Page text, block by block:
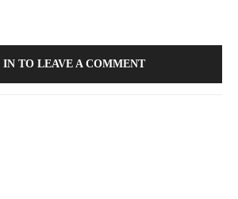
IN TO LEAVE A COMMENT